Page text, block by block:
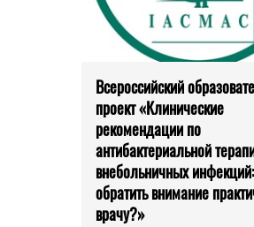
Всероссийский
проект «Клинические
рекомендации по
антибактериальной
внебольничных
обратить внимание
врачу?»